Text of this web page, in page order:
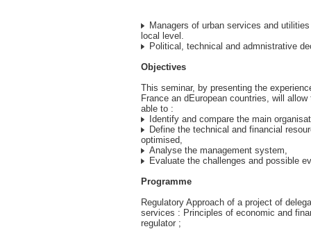
Managers of urban services and
local level.
Political, technical and admnistrative
Objectives
This seminar, by presenting the
France an dEuropean countries, will
able to :
Identify and compare the main
Define the technical and financial
optimised,
Analyse the management system,
Evaluate the challenges and possible
Programme
Regulatory Approach of a project of
services : Principles of economic and
regulator ;